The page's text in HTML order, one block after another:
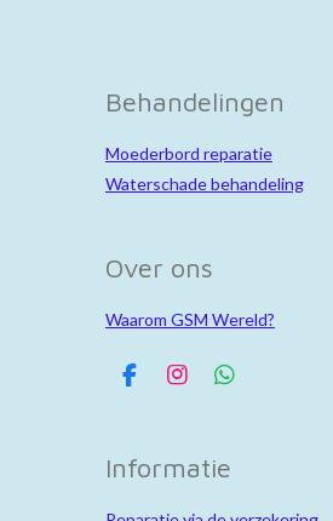
Behandelingen
Moederbord reparatie
Waterschade behandeling
Over ons
Waarom GSM Wereld?
F
b
o
I
a
r
W
s
p
Informatie